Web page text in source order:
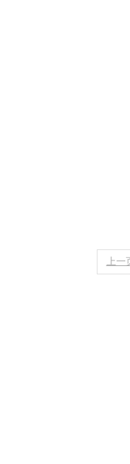
上一